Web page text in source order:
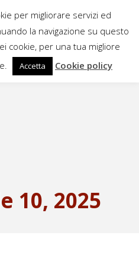
10, 2025
per migliorare servizi ed
la navigazione su questo
cookie, per una tua migliore
Accetta Cookie policy